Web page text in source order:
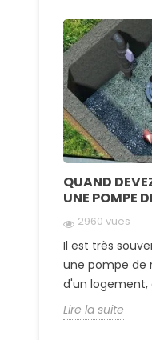
QUAND
UNE POMPE
2960 vues
Il est très
une pompe de
d'un logement,
Lire la suite